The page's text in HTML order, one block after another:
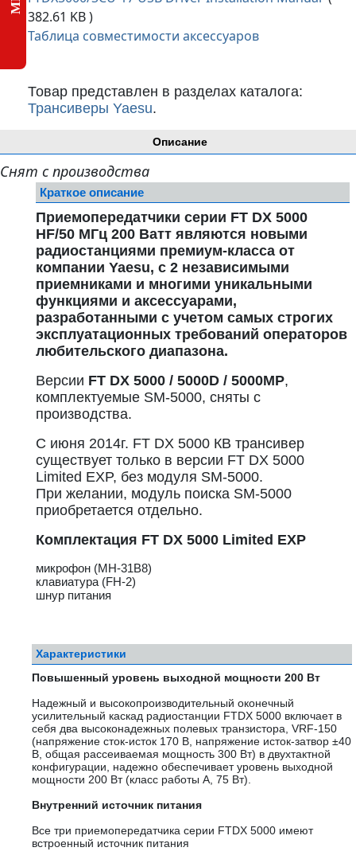
Описание
Снят с производства
Краткое описание
Приемопередатчики серии FT DX 5000
HF/50 МГц 200 Ватт являются новыми
радиостанциями премиум-класса от
компании Yaesu, с 2 независимыми
приемниками и многими уникальными
функциями и аксессуарами,
разработанными с учетом самых строгих
эксплуатационных требований операторов
любительского диапазона.
Версии FT DX 5000 / 5000D / 5000MP,
комплектуемые SM-5000, сняты с
производства.
С июня 2014г. FT DX 5000 КВ трансивер
существует только в версии FT DX 5000
Limited EXP, без модуля SM-5000.
При желании, модуль поиска SM-5000
приобретается отдельно.
Комплектация FT DX 5000 Limited EXP
микрофон (MH-31B8)
клавиатура (FH-2)
шнур питания
Характеристики
Повышенный уровень выходной мощности 200 Вт
Надежный и высокопроизводительный оконечный
усилительный каскад радиостанции FTDX 5000 включает в
себя два высоконадежных полевых транзистора, VRF-150
(напряжение сток-исток 170 В, напряжение исток-затвор ±40
В, общая рассеиваемая мощность 300 Вт) в двухтактной
конфигурации, надежно обеспечивает уровень выходной
мощности 200 Вт (класс работы А, 75 Вт).
Внутренний источник питания
Все три приемопередатчика серии FTDX 5000 имеют
встроенный источник питания
382.61 KB )
Таблица совместимости аксессуаров
Товар представлен в разделах каталога:
Трансиверы Yaesu.